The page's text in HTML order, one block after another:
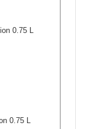
0.75 L
0.75 L